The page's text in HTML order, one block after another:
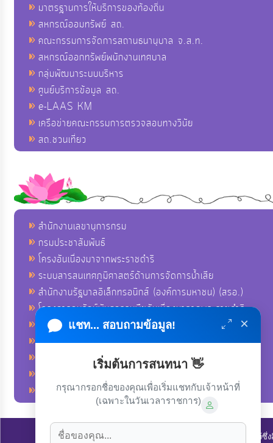
มาตรฐานการให้บริการของท้องถิ่น
สหกรณ์ออมทรัพย์ สถ.
คณะกรรมการจัดการสถานธนานุบาล จ.ส.ท.
สหกรณ์ออกทรัพย์พนักงานเทศบาล
กลุ่มพัฒนาระบบบริหาร
ศูนย์บริการข้อมูล สถ.
e-LAAS KM
เครือข่ายคณะกรรมการตรวจสอบทางวินัย
สถ.ชวนเที่ยว
สำนักงานเลขานุการกรม
กรมประชาสัมพันธ์
โครงอันเนื่องมาจากพระราชดำริ
ระบบสารสนเทศภูมิศาสตร์ด้านการจัดการน้ำเสีย
สำนักงานรัฐบาลอิเล็กทรอนิกส์ (องค์การมหาชน) (สรอ.)
โครงการอนุรักษ์พันธุกรรมพืชอันเนื่องมาจากพระราชดำริ
คลังข่าวมหาไทย
คู่มือตาม พ.ร.บ.อำนวยความสดวกฯ
ฐานข้อมูลหน่วยงานภาครัฐ (INFO)
ศูนย์อำนวยการบริหารจังหวัดชายแดนภาคใต้ ศอ.บต.
ลิขสิทธิ์ © 2022-2023 องค์การบริหารส่วนตำบลนาโพธิ์. ขอสงวนไว้
แชท... สอบถามข้อมูล! ×
เริ่มต้นการสนทนา 👋
กรุณากรอกชื่อของคุณเพื่อเริ่มแชทกับเจ้าหน้าที่
(เฉพาะในวันเวลาราชการ)